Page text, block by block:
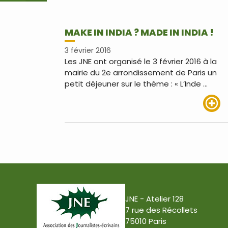
MAKE IN INDIA ? MADE IN INDIA !
3 février 2016
Les JNE ont organisé le 3 février 2016 à la
mairie du 2e arrondissement de Paris un
petit déjeuner sur le thème : « L’Inde …
JNE - Atelier 128
7 rue des Récollets
75010 Paris